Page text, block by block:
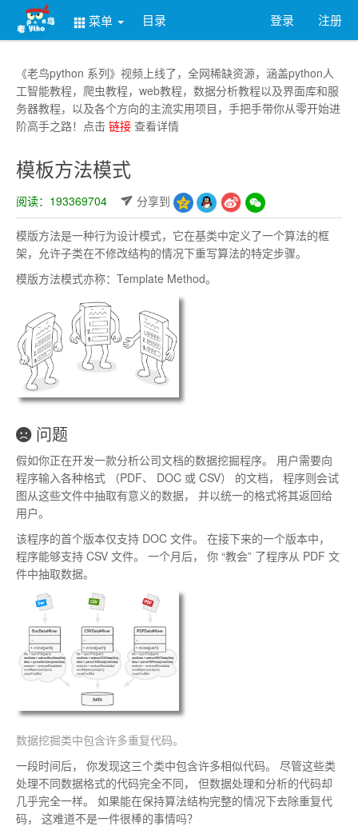
菜单 目录 登录 注册
《老鸟python 系列》视频上线了，全网稀缺资源，涵盖python人
工智能教程，爬虫教程，web教程，数据分析教程以及界面库和服
务器教程，以及各个方向的主流实用项目，手把手带你从零开始进
阶高手之路！点击 链接 查看详情
模板方法模式
阅读：193369704 分享到
模版方法是一种行为设计模式，它在基类中定义了一个算法的框
架，允许子类在不修改结构的情况下重写算法的特定步骤。
模版方法模式亦称：Template Method。
问题
假如你正在开发一款分析公司文档的数据挖掘程序。
用户需要向
程序输入各种格式
（PDF、 DOC 或 CSV） 的文档，
程序则会试
图从这些文件中抽取有意义的数据，
并以统一的格式将其返回给
用户。
该程序的首个版本仅支持 DOC 文件。 在接下来的一个版本中，
程序能够支持 CSV 文件。 一个月后， 你 “教会” 了程序从 PDF 文
件中抽取数据。
数据挖掘类中包含许多重复代码。
一段时间后， 你发现这三个类中包含许多相似代码。
尽管这些类
处理不同数据格式的代码完全不同，
但数据处理和分析的代码却
几乎完全一样。
如果能在保持算法结构完整的情况下去除重复代
码， 这难道不是一件很棒的事情吗？